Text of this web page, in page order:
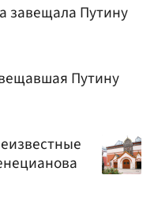
завещала Путину
Путину